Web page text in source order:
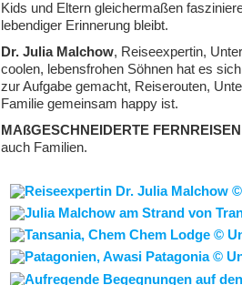
Kids und Eltern gleichermaßen
lebendiger Erinnerung bleibt.
Dr. Julia Malchow, Reiseexpertin,
coolen, lebensfrohen Söhnen hat es
zur Aufgabe gemacht, Reiserouten,
Familie gemeinsam happy ist.
MAßGESCHNEIDERTE FERNREISEN
auch Familien.